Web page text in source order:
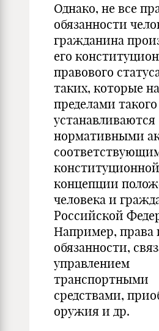
Однако, не все
обязанности
гражданина
его
правового
таких, которые
пределами
устанавливаются
нормативными
конституционной
концепции
человека и
Российской
Например, права
обязанности,
управлением
транспортными
средствами,
оружия и др.